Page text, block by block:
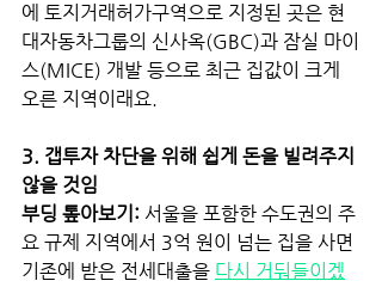
에 토지거래허가구역으로 지정된 곳은 현
대자동차그룹의 신사옥(GBC)과 잠실 마이
스(MICE) 개발 등으로 최근 집값이 크게
오른 지역이래요.
3. 갭투자 차단을 위해 쉽게 돈을 빌려주지
않을 것임
부딩 톺아보기: 서울을 포함한 수도권의 주
요 규제 지역에서 3억 원이 넘는 집을 사면
기존에 받은 전세대출을 다시 거둬들이겠